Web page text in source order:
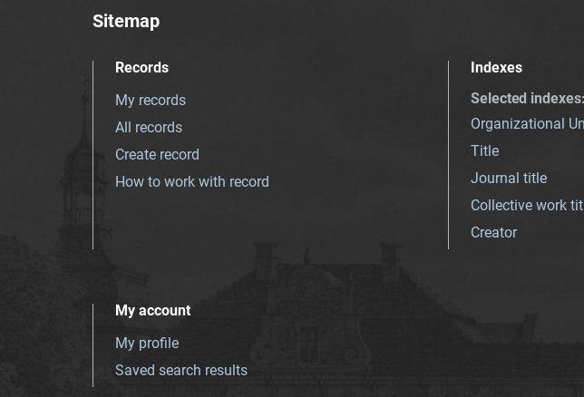
Sitemap
Records
My records
All records
Create record
How to work with record
Indexes
Selected indexes:
Organizational
Title
Journal title
Collective work
Creator
My account
My profile
Saved search results